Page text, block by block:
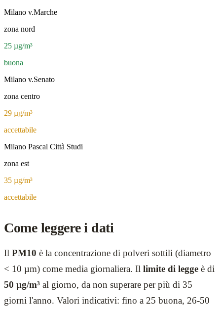
Milano v.Marche
zona nord
25 µg/m³
buona
Milano v.Senato
zona centro
29 µg/m³
accettabile
Milano Pascal Città Studi
zona est
35 µg/m³
accettabile
Come leggere i dati
Il PM10 è la concentrazione di polveri sottili (diametro
< 10 µm) come media giornaliera. Il limite di legge è di
50 µg/m³ al giorno, da non superare per più di 35
giorni l'anno. Valori indicativi: fino a 25 buona, 26-50